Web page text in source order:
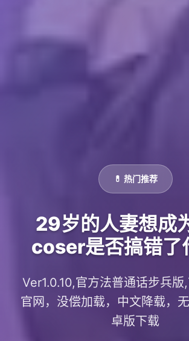
💊 热门推荐
29岁的人妻想成
coser是否搞错了
Ver1.0.10,官方法普通话步兵版
官网，没偿加载，中文降载，
卓版下载